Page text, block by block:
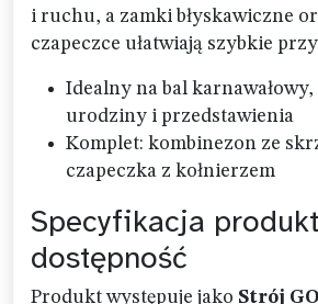
i ruchu, a zamki błyskawiczne
czapeczce ułatwiają szybkie
Idealny na bal karnawałowy,
urodziny i przedstawienia
Komplet: kombinezon ze
czapeczka z kołnierzem
Specyfikacja
dostępność
Produkt występuje jako Strój